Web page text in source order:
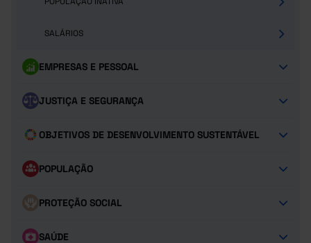
SALÁRIOS
EMPRESAS E PESSOAL
JUSTIÇA E SEGURANÇA
OBJETIVOS DE DESENVOLVIMENTO SUSTENTÁVEL
POPULAÇÃO
PROTEÇÃO SOCIAL
SAÚDE